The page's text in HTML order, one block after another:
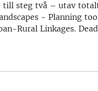
steg två – utav totalt
- Planning
Rural Linkages.